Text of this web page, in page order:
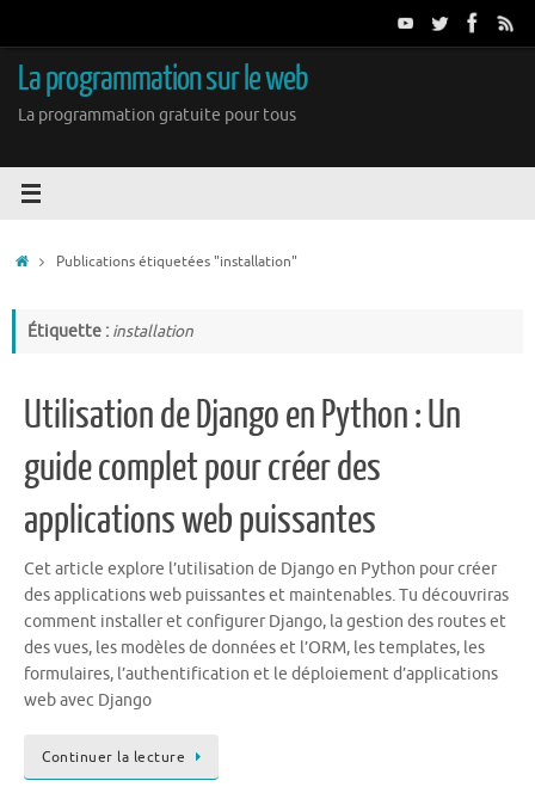
contenu
La programmation sur le web
La programmation gratuite pour tous
AccueilPublications étiquetées "installation"
Étiquette : installation
Utilisation de Django en Python : Un
guide complet pour créer des
applications web puissantes
Cet article explore l’utilisation de Django en Python pour créer
des applications web puissantes et maintenables. Tu découvriras
comment installer et configurer Django, la gestion des routes et
des vues, les modèles de données et l’ORM, les templates, les
formulaires, l’authentification et le déploiement d’applications
web avec Django
Continuer la lecture